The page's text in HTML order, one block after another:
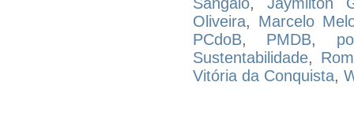
Oliveira, Marcelo
PCdoB, PMDB,
Sustentabilidade,
Vitória da Conquista,